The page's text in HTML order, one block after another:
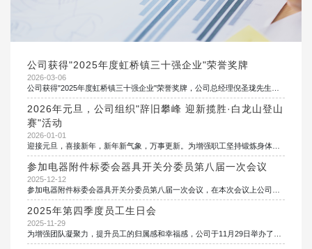
公司获得"2025年度虹桥镇三十强企业"荣誉奖牌
2026-03-06
2026年元旦，公司组织"辞旧攀峰 迎新揽胜·白龙山登山
赛"活动
2026-01-01
参加电器附件标委会器具开关分委员第八届一次会议
2025-12-12
2025年第四季度员工生日会
2025-11-29